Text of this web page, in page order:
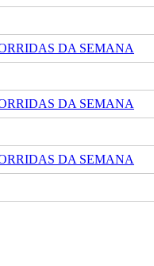
DA SEMANA
DA SEMANA
DA SEMANA